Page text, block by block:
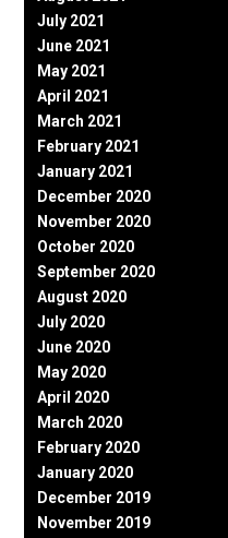
July 2021
June 2021
May 2021
April 2021
March 2021
February 2021
January 2021
December 2020
November 2020
October 2020
September 2020
August 2020
July 2020
June 2020
May 2020
April 2020
March 2020
February 2020
January 2020
December 2019
November 2019